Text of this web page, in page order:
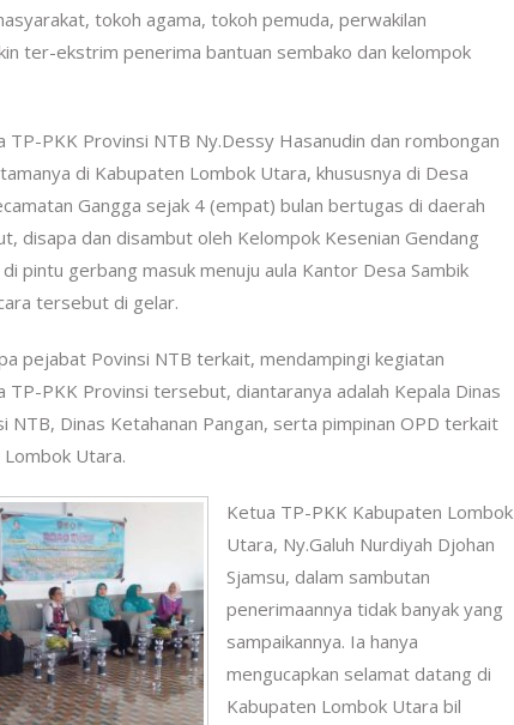
tokoh agama, tokoh pemuda, perwakilan
ter-ekstrim penerima bantuan sembako dan kelompok
TP-PKK Provinsi NTB Ny.Dessy Hasanudin dan rombongan
di Kabupaten Lombok Utara, khususnya di Desa
Gangga sejak 4 (empat) bulan bertugas di daerah
disapa dan disambut oleh Kelompok Kesenian Gendang
pintu gerbang masuk menuju aula Kantor Desa Sambik
tersebut di gelar.
pejabat Povinsi NTB terkait, mendampingi kegiatan
TP-PKK Provinsi tersebut, diantaranya adalah Kepala Dinas
NTB, Dinas Ketahanan Pangan, serta pimpinan OPD terkait
Utara.
Ketua TP-PKK Kabupaten Lombok
Utara, Ny.Galuh Nurdiyah Djohan
Sjamsu, dalam sambutan
penerimaannya tidak banyak yang
sampaikannya. Ia hanya
mengucapkan selamat datang di
Kabupaten Lombok Utara bil